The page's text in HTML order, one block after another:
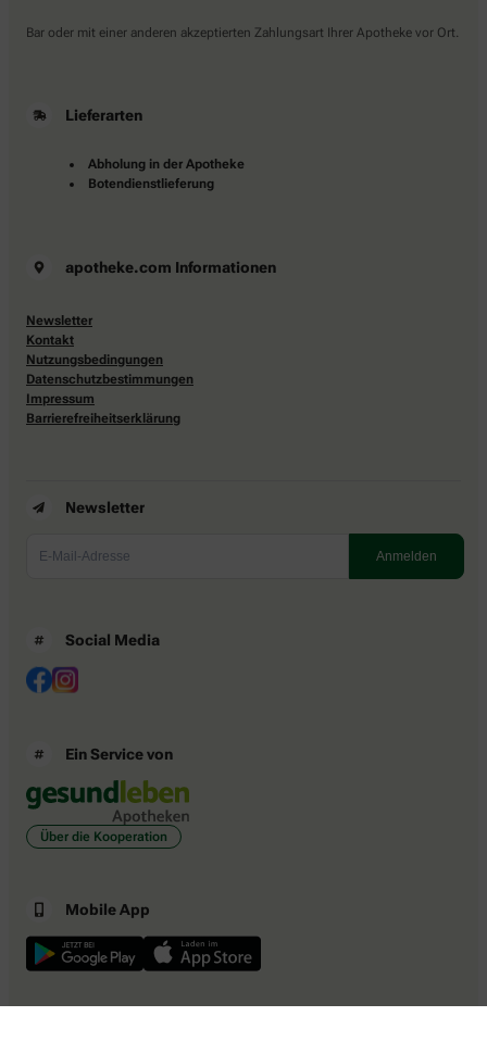
Bar oder mit einer anderen akzeptierten Zahlungsart Ihrer Apotheke vor Ort.
Lieferarten
Abholung in der Apotheke
Botendienstlieferung
apotheke.com Informationen
Newsletter
Kontakt
Nutzungsbedingungen
Datenschutzbestimmungen
Impressum
Barrierefreiheitserklärung
Newsletter
Social Media
Ein Service von
Über die Kooperation
Mobile App